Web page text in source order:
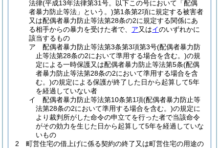
法律(平成13年法律第31号。以下この号において「配偶
者暴力防止等法」という。)第1条第2項に規定する被害者
又は配偶者暴力防止等法第28条の2に規定する関係にあ
る相手からの暴力を受けた者で、 ア又はイのいずれかに
該当するもの
ア
配偶者暴力防止等法第3条第3項第3号(配偶者暴力防
止等法第28条の2において準用する場合を含む。)の規
定による一時保護又は配偶者暴力防止等法第5条(配偶
者暴力防止等法第28条の2において準用する場合を含
む。)の規定による保護が終了した日から起算して5年
を経過していない者
イ
配偶者暴力防止等法第10条第1項(配偶者暴力防止等
法第28条の2において準用する場合を含む。)の規定に
より裁判所がした命令の申立てを行った者で当該命令
がその効力を生じた日から起算して5年を経過していな
いもの
2
町営住宅の借上げに係る契約の終了又は町営住宅の用途の